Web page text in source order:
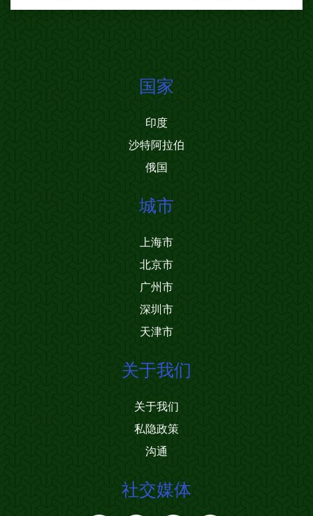
国家
印度
沙特阿拉伯
俄国
城市
上海市
北京市
广州市
深圳市
天津市
关于我们
关于我们
私隐政策
沟通
社交媒体